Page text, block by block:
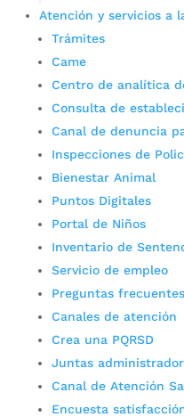
Atención y servicios a
Trámites
Came
Centro de analítica
Consulta de
Canal de denuncia
Inspecciones de
Bienestar Animal
Puntos Digitales
Portal de Niños
Inventario de
Servicio de empleo
Preguntas frecuentes
Canales de atención
Crea una PQRSD
Juntas
Canal de Atención
Encuesta